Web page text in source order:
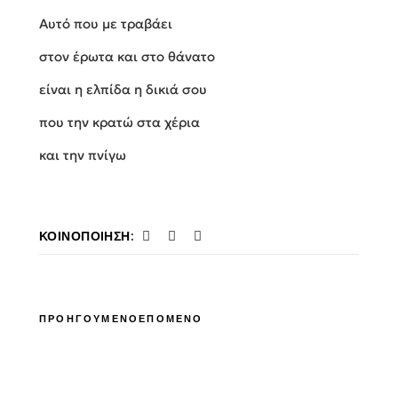
Αυτό που με τραβάει
στον έρωτα και στο θάνατο
είναι η ελπίδα η δικιά σου
που την κρατώ στα χέρια
και την πνίγω
ΚΟΙΝΟΠΟΊΗΣΗ:
ΠΡΟΗΓΟΥΜΕΝΟΕΠΟΜΕΝΟ